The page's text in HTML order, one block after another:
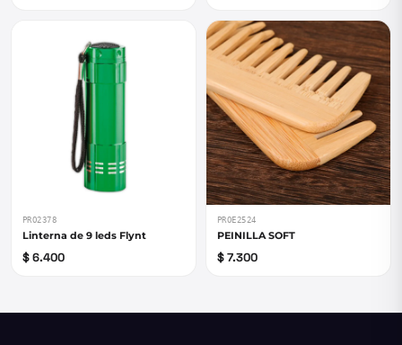
PRO2378
Linterna de 9 leds Flynt
$ 6.400
PROE2524
PEINILLA SOFT
$ 7.300